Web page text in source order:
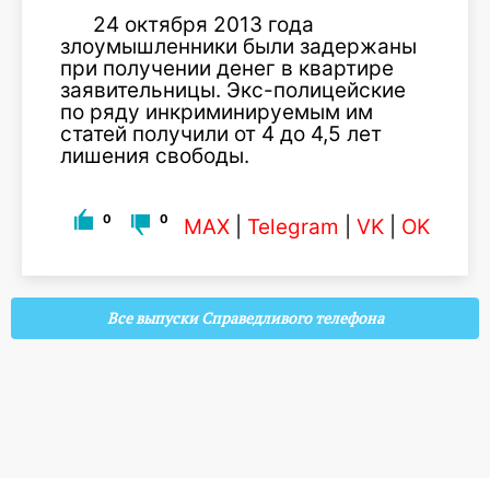
24 октября 2013 года
злоумышленники были задержаны
при получении денег в квартире
заявительницы. Экс-полицейские
по ряду инкриминируемым им
статей получили от 4 до 4,5 лет
лишения свободы.
0 0 MAX Telegram VK OK
Все выпуски Справедливого телефона